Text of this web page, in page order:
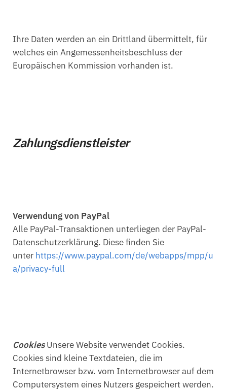
Ihre Daten werden an ein Drittland übermittelt, für
welches ein Angemessenheitsbeschluss der
Europäischen Kommission vorhanden ist.
Zahlungsdienstleister
Verwendung von PayPal
Alle PayPal-Transaktionen unterliegen der PayPal-
Datenschutzerklärung. Diese finden Sie
unter https://www.paypal.com/de/webapps/mpp/u
a/privacy-full
CookiesUnsere Website verwendet Cookies.
Cookies sind kleine Textdateien, die im
Internetbrowser bzw. vom Internetbrowser auf dem
Computersystem eines Nutzers gespeichert werden.